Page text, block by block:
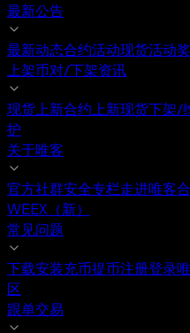
最新公告
最新动态合约活动现货活动
上架币对/下架资讯
现货上新合约上新现货下架/
护
关于唯客
官方社群安全专栏走进唯客
WEEX（新）
常见问题
下载安装充币提币注册登录
区
跟单交易